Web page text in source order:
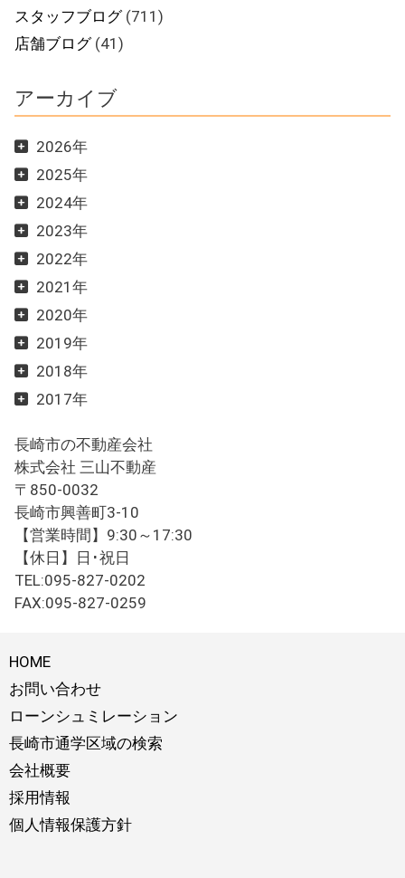
スタッフブログ(711)
店舗ブログ(41)
アーカイブ
2026年
2025年
2024年
2023年
2022年
2021年
2020年
2019年
2018年
2017年
長崎市の不動産会社
株式会社 三山不動産
〒850-0032
長崎市興善町3-10
【営業時間】9:30～17:30
【休日】日･祝日
TEL:095-827-0202
FAX:095-827-0259
HOME
お問い合わせ
ローンシュミレーション
長崎市通学区域の検索
会社概要
採用情報
個人情報保護方針